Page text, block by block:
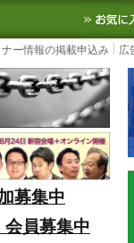
トなど国内外の最
ー情報の掲載申込み 広
募集中
員募集中